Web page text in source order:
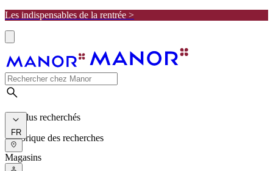
Les indispensables de la rentrée >
Les plus recherchés
Historique des recherches
FR
Magasins